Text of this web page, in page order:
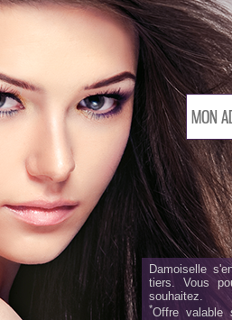
Damoiselle
tiers. Vous
souhaitez.
*Offre valable